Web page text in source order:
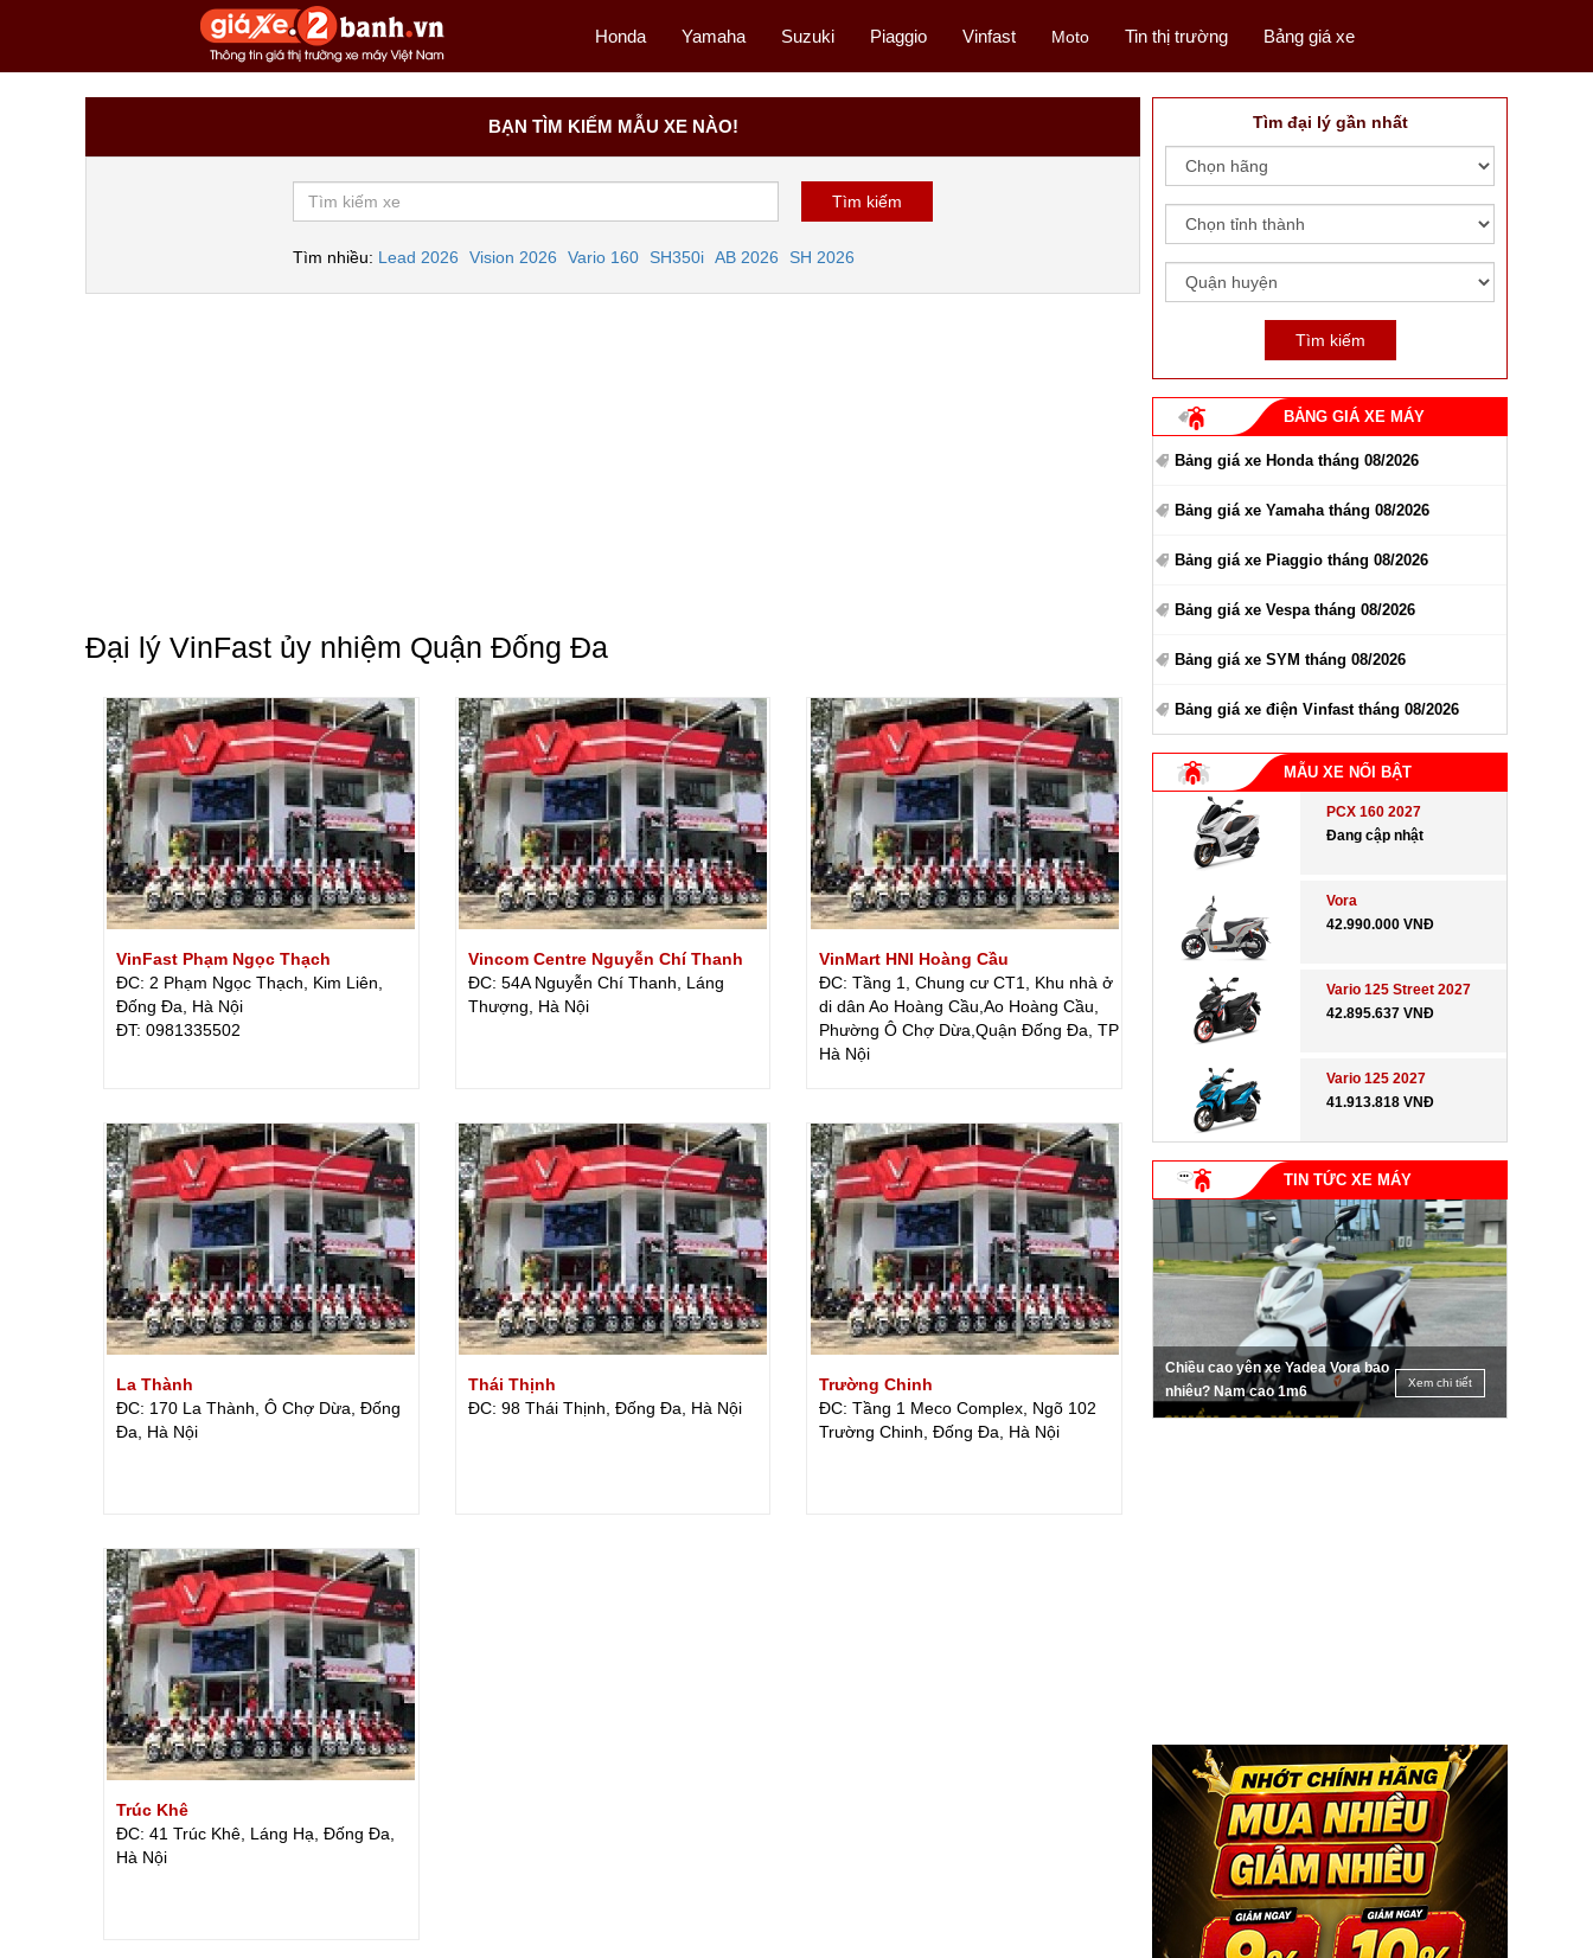
Honda Yamaha Suzuki Piaggio Vinfast Moto Tin thị trường Bảng giá xe
BẠN TÌM KIẾM MẪU XE NÀO!
Tìm nhiều: Lead 2026 Vision 2026 Vario 160 SH350i AB 2026 SH 2026
Đại lý VinFast ủy nhiệm Quận Đống Đa
VinFast Phạm Ngọc Thạch
ĐC: 2 Phạm Ngọc Thạch, Kim Liên,
Đống Đa, Hà Nội
ÐT: 0981335502
Vincom Centre Nguyễn Chí Thanh
ĐC: 54A Nguyễn Chí Thanh, Láng
Thượng, Hà Nội
VinMart HNI Hoàng Cầu
ĐC: Tầng 1, Chung cư CT1, Khu nhà ở
di dân Ao Hoàng Cầu,Ao Hoàng Cầu,
Phường Ô Chợ Dừa,Quận Đống Đa, TP
Hà Nội
La Thành
ĐC: 170 La Thành, Ô Chợ Dừa, Đống
Đa, Hà Nội
Thái Thịnh
ĐC: 98 Thái Thịnh, Đống Đa, Hà Nội
Trường Chinh
ĐC: Tầng 1 Meco Complex, Ngõ 102
Trường Chinh, Đống Đa, Hà Nội
Trúc Khê
ĐC: 41 Trúc Khê, Láng Hạ, Đống Đa,
Hà Nội
Tìm đại lý gần nhất
BẢNG GIÁ XE MÁY
Bảng giá xe Honda tháng 08/2026
Bảng giá xe Yamaha tháng 08/2026
Bảng giá xe Piaggio tháng 08/2026
Bảng giá xe Vespa tháng 08/2026
Bảng giá xe SYM tháng 08/2026
Bảng giá xe điện Vinfast tháng 08/2026
MẪU XE NỔI BẬT
PCX 160 2027
Đang cập nhật
Vora
42.990.000 VNĐ
Vario 125 Street 2027
42.895.637 VNĐ
Vario 125 2027
41.913.818 VNĐ
TIN TỨC XE MÁY
Chiều cao yên xe Yadea Vora bao
nhiêu? Nam cao 1m6
Xem chi tiết